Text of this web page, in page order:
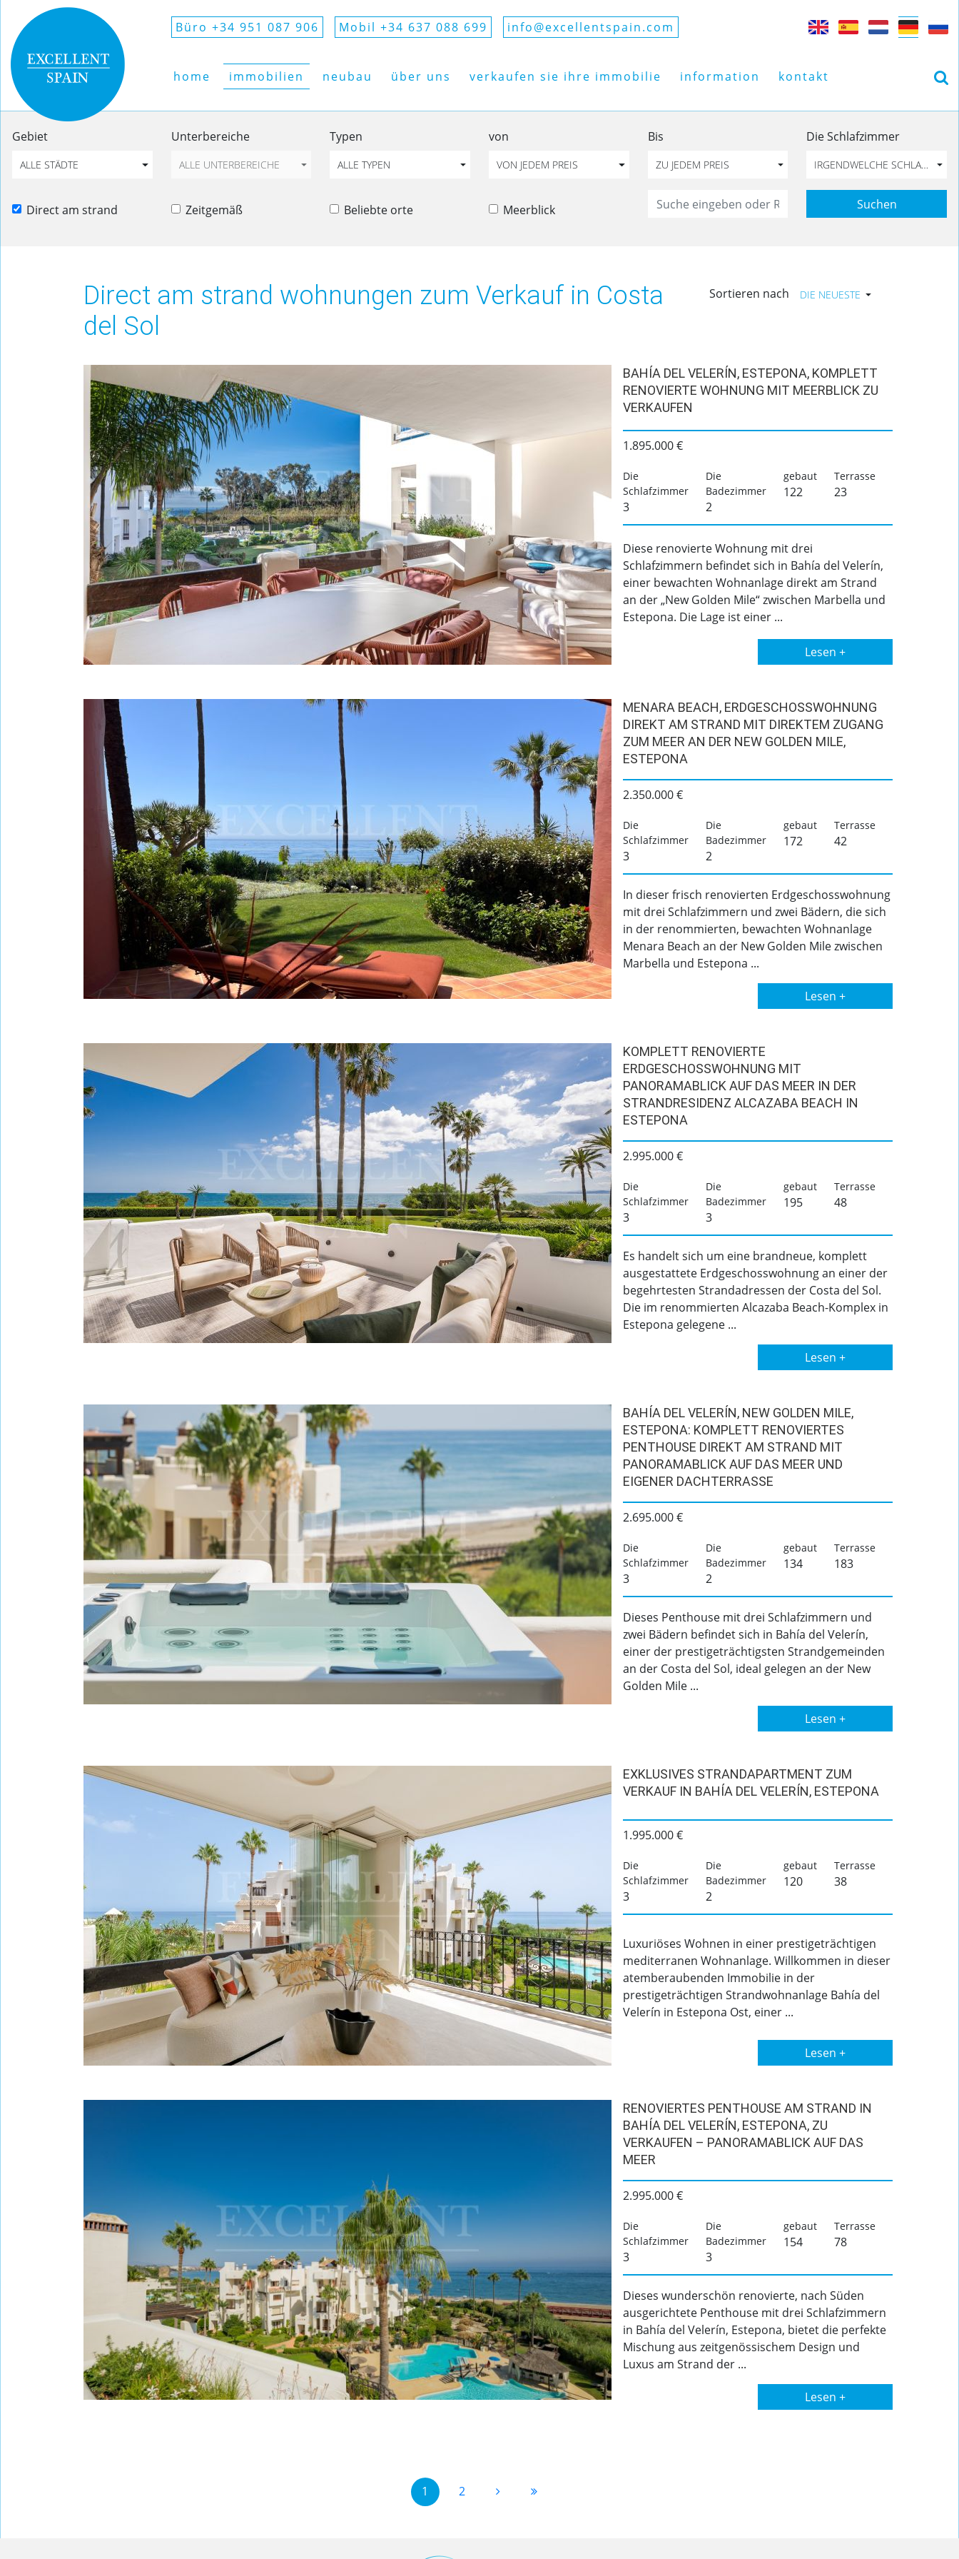
Büro +34 951 087 906 Mobil +34 637 088 699 info@excellentspain.com
home immobilien neubau über uns verkaufen sie ihre immobilie information kontakt
Gebiet
ALLE STÄDTE
Unterbereiche
ALLE UNTERBEREICHE
Typen
ALLE TYPEN
von
VON JEDEM PREIS
Bis
ZU JEDEM PREIS
Die Schlafzimmer
IRGENDWELCHE
Direct am strand Zeitgemäß Beliebte orte Meerblick Suchen
Direct am strand wohnungen zum Verkauf in Costa
del Sol
Sortieren nach DIE NEUESTE
BAHÍA DEL VELERÍN, ESTEPONA, KOMPLETT
RENOVIERTE WOHNUNG MIT MEERBLICK ZU
VERKAUFEN
1.895.000 €
Die
Schlafzimmer
3
Die
Badezimmer
2
gebaut
122
Terrasse
23
Diese renovierte Wohnung mit drei
Schlafzimmern befindet sich in Bahía del Velerín,
einer bewachten Wohnanlage direkt am Strand
an der „New Golden Mile“ zwischen Marbella und
Estepona. Die Lage ist einer ...
Lesen +
MENARA BEACH, ERDGESCHOSSWOHNUNG
DIREKT AM STRAND MIT DIREKTEM ZUGANG
ZUM MEER AN DER NEW GOLDEN MILE,
ESTEPONA
2.350.000 €
Die
Schlafzimmer
3
Die
Badezimmer
2
gebaut
172
Terrasse
42
In dieser frisch renovierten Erdgeschosswohnung
mit drei Schlafzimmern und zwei Bädern, die sich
in der renommierten, bewachten Wohnanlage
Menara Beach an der New Golden Mile zwischen
Marbella und Estepona ...
Lesen +
KOMPLETT RENOVIERTE
ERDGESCHOSSWOHNUNG MIT
PANORAMABLICK AUF DAS MEER IN DER
STRANDRESIDENZ ALCAZABA BEACH IN
ESTEPONA
2.995.000 €
Die
Schlafzimmer
3
Die
Badezimmer
3
gebaut
195
Terrasse
48
Es handelt sich um eine brandneue, komplett
ausgestattete Erdgeschosswohnung an einer der
begehrtesten Strandadressen der Costa del Sol.
Die im renommierten Alcazaba Beach-Komplex in
Estepona gelegene ...
Lesen +
BAHÍA DEL VELERÍN, NEW GOLDEN MILE,
ESTEPONA: KOMPLETT RENOVIERTES
PENTHOUSE DIREKT AM STRAND MIT
PANORAMABLICK AUF DAS MEER UND
EIGENER DACHTERRASSE
2.695.000 €
Die
Schlafzimmer
3
Die
Badezimmer
2
gebaut
134
Terrasse
183
Dieses Penthouse mit drei Schlafzimmern und
zwei Bädern befindet sich in Bahía del Velerín,
einer der prestigeträchtigsten Strandgemeinden
an der Costa del Sol, ideal gelegen an der New
Golden Mile ...
Lesen +
EXKLUSIVES STRANDAPARTMENT ZUM
VERKAUF IN BAHÍA DEL VELERÍN, ESTEPONA
1.995.000 €
Die
Schlafzimmer
3
Die
Badezimmer
2
gebaut
120
Terrasse
38
Luxuriöses Wohnen in einer prestigeträchtigen
mediterranen Wohnanlage. Willkommen in dieser
atemberaubenden Immobilie in der
prestigeträchtigen Strandwohnanlage Bahía del
Velerín in Estepona Ost, einer ...
Lesen +
RENOVIERTES PENTHOUSE AM STRAND IN
BAHÍA DEL VELERÍN, ESTEPONA, ZU
VERKAUFEN – PANORAMABLICK AUF DAS
MEER
2.995.000 €
Die
Schlafzimmer
3
Die
Badezimmer
3
gebaut
154
Terrasse
78
Dieses wunderschön renovierte, nach Süden
ausgerichtete Penthouse mit drei Schlafzimmern
in Bahía del Velerín, Estepona, bietet die perfekte
Mischung aus zeitgenössischem Design und
Luxus am Strand der ...
Lesen +
1 2